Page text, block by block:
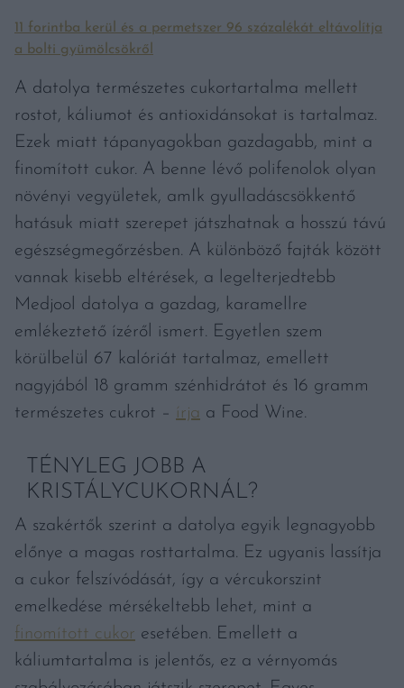
11 forintba kerül és a permetszer 96 százalékát eltávolítja
a bolti gyümölcsökről
A datolya természetes cukortartalma mellett
rostot, káliumot és antioxidánsokat is tartalmaz.
Ezek miatt tápanyagokban gazdagabb, mint a
finomított cukor. A benne lévő polifenolok olyan
növényi vegyületek, amIk gyulladáscsökkentő
hatásuk miatt szerepet játszhatnak a hosszú távú
egészségmegőrzésben. A különböző fajták között
vannak kisebb eltérések, a legelterjedtebb
Medjool datolya a gazdag, karamellre
emlékeztető ízéről ismert. Egyetlen szem
körülbelül 67 kalóriát tartalmaz, emellett
nagyjából 18 gramm szénhidrátot és 16 gramm
természetes cukrot – írja a Food Wine.
TÉNYLEG JOBB A
KRISTÁLYCUKORNÁL?
A szakértők szerint a datolya egyik legnagyobb
előnye a magas rosttartalma. Ez ugyanis lassítja
a cukor felszívódását, így a vércukorszint
emelkedése mérsékeltebb lehet, mint a
finomított cukor esetében. Emellett a
káliumtartalma is jelentős, ez a vérnyomás